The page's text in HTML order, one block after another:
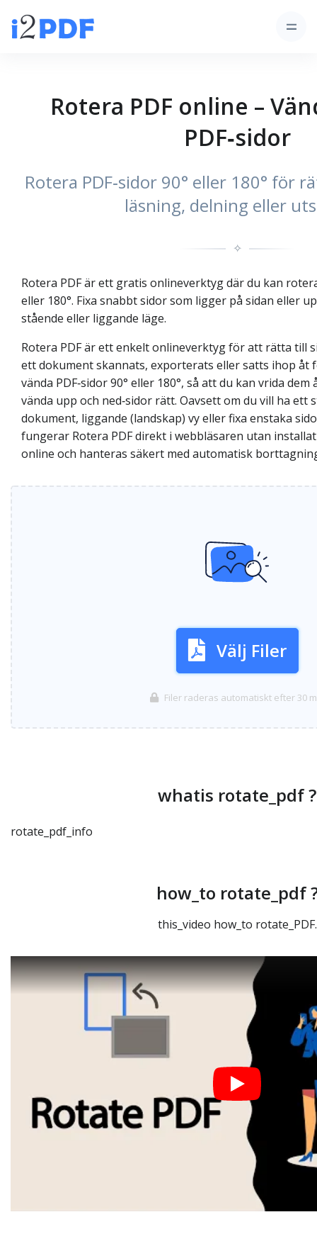
Rotera PDF online –
PDF‑sidor
Rotera PDF‑sidor 90° eller 180° för
läsning, delning eller
✧
Rotera PDF är ett gratis onlineverktyg där du kan
eller 180°. Fixa snabbt sidor som ligger på sidan eller
stående eller liggande läge.
Rotera PDF är ett enkelt onlineverktyg för att rätta till
ett dokument skannats, exporterats eller satts ihop åt
vända PDF‑sidor 90° eller 180°, så att du kan vrida
vända upp och ned‑sidor rätt. Oavsett om du vill ha ett
dokument, liggande (landskap) vy eller fixa enstaka
fungerar Rotera PDF direkt i webbläsaren utan
online och hanteras säkert med automatisk
Välj Filer
Filer raderas automatiskt efter 30
whatis rotate_pdf ?
rotate_pdf_info
how_to rotate_pdf
this_video how_to rotate_PDF.